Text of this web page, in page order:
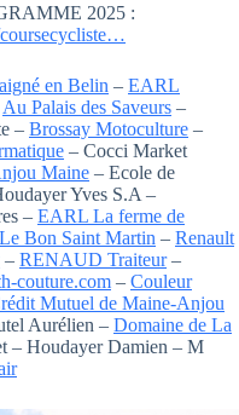
2025 :
en Belin – EARL
Au Palais des Saveurs –
– Brossay Motoculture –
– Cocci Market
Maine – Ecole de
Yves S.A –
– EARL La ferme de
Le Bon Saint Martin – Renault
– RENAUD Traiteur–
couture.com – Couleur
Mutuel de Maine-Anjou
Aurélien – Domaine de La
– Houdayer Damien – M